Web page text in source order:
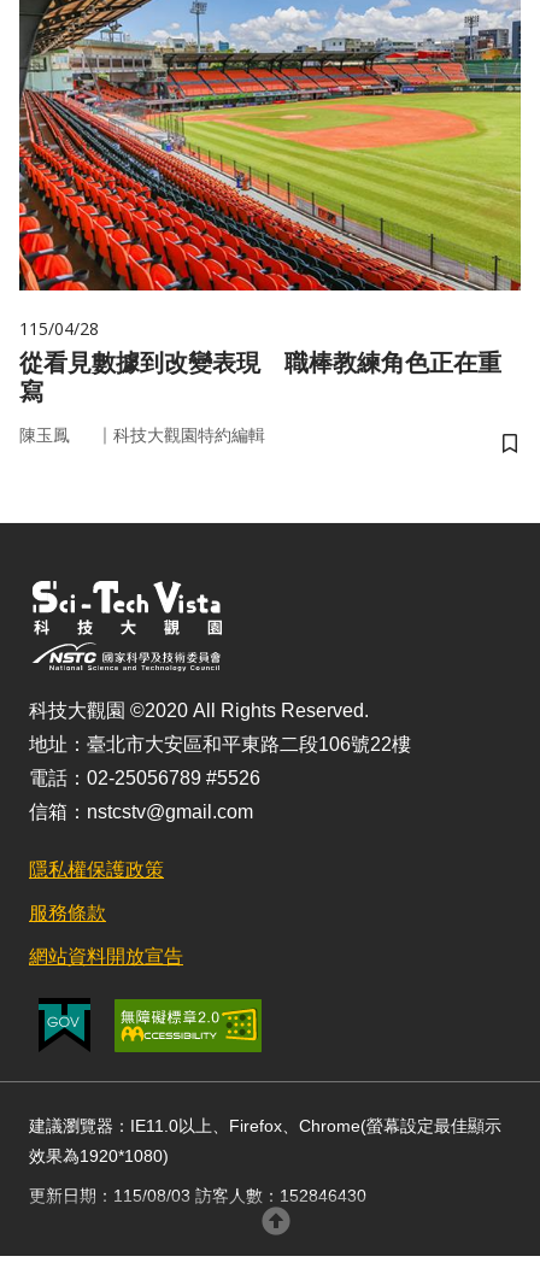
115/04/28
從看見數據到改變表現 職棒教練角色正在重
寫
陳玉鳳 ｜ 科技大觀園特約編輯
儲
科技大觀園 ©2020 All Rights Reserved.
地址：臺北市大安區和平東路二段106號22樓
電話：02-25056789 #5526
信箱：nstcstv@gmail.com
隱私權保護政策
服務條款
網站資料開放宣告
建議瀏覽器：IE11.0以上、Firefox、Chrome(螢幕設定最佳顯示
效果為1920*1080)
更新日期：115/08/03 訪客人數：152846430
回頂部